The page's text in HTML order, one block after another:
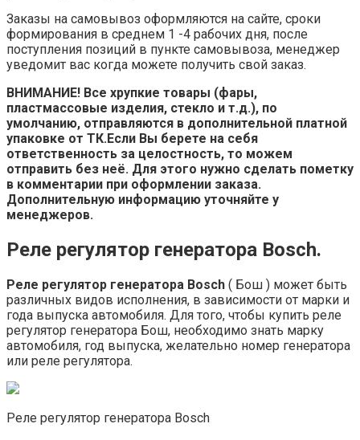
Заказы на самовывоз оформляются на сайте, сроки
формирования в среднем 1 -4 рабочих дня, после
поступления позиций в пункте самовывоза, менеджер
уведомит вас когда можете получить свой заказ.
ВНИМАНИЕ! Все хрупкие товары (фары,
пластмассовые изделия, стекло и т.д.), по
умолчанию, отправляются в дополнительной платной
упаковке от ТК.Если Вы берете на себя
ответственность за целостность, то можем
отправить без неё. Для этого нужно сделать пометку
в комментарии при оформлении заказа.
Дополнительную информацию уточняйте у
менеджеров.
Реле регулятор генератора Bosch.
Реле регулятор генератора Bosch ( Бош ) может быть
различных видов исполнения, в зависимости от марки и
года выпуска автомобиля. Для того, чтобы купить реле
регулятор генератора Бош, необходимо знать марку
автомобиля, год выпуска, желательно номер генератора
или реле регулятора.
Реле регулятор генератора Bosch